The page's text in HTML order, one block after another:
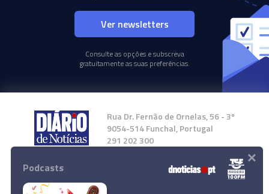
Ver newsletters
Consulte as opções e subscreva
gratuitamente as suas preferências.
Rua Dr. Fernão de Ornelas, 56 - 3º
9054-514 Funchal, Portugal
291 202 300
Instale a nossa App
Podcasts ×